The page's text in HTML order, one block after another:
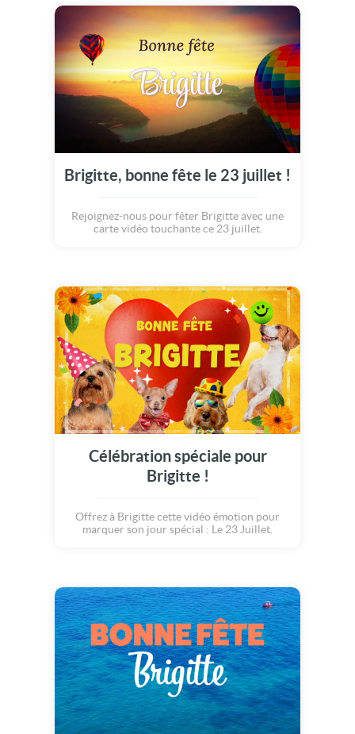
Brigitte, bonne fête le 23 juillet !
Rejoignez-nous pour fêter Brigitte avec une
carte vidéo touchante ce 23 juillet.
Célébration spéciale pour
Brigitte !
Offrez à Brigitte cette vidéo émotion pour
marquer son jour spécial : Le 23 Juillet.